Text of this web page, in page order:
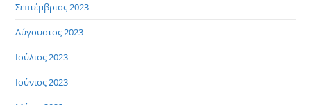
Σεπτέμβριος 2023
Αύγουστος 2023
Ιούλιος 2023
Ιούνιος 2023